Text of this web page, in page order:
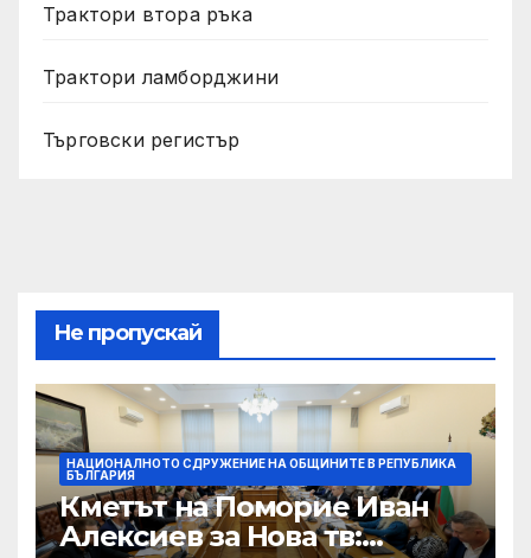
Трактори втора ръка
Трактори ламборджини
Търговски регистър
Не пропускай
НАЦИОНАЛНОТО СДРУЖЕНИЕ НА ОБЩИНИТЕ В РЕПУБЛИКА
БЪЛГАРИЯ
Кметът на Поморие Иван
Алексиев за Нова тв: